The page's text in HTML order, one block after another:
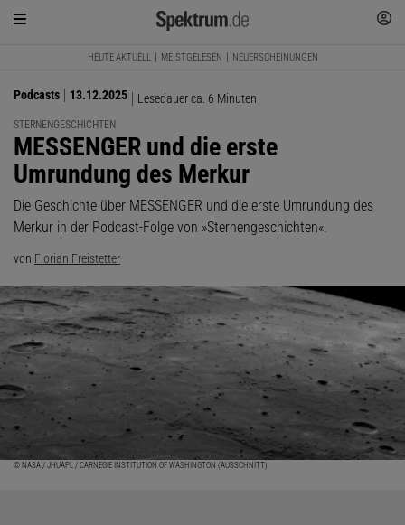
HEUTE AKTUELL MEISTGELESEN NEUERSCHEINUNGEN
Podcasts 13.12.2025 Lesedauer ca. 6 Minuten
STERNENGESCHICHTEN
:
MESSENGER und die erste
Umrundung des Merkur
Die Geschichte über MESSENGER und die erste Umrundung des
Merkur in der Podcast-Folge von »Sternengeschichten«.
von Florian Freistetter
© NASA / JHUAPL / CARNEGIE INSTITUTION OF WASHINGTON (AUSSCHNITT)